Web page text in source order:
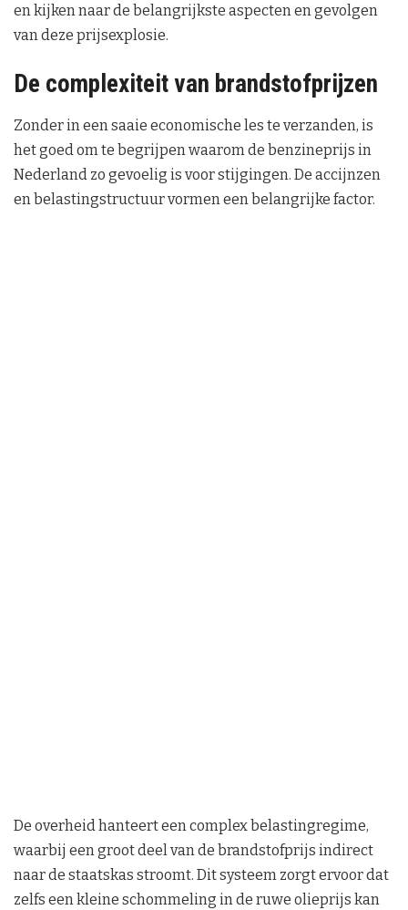
en kijken naar de belangrijkste aspecten en gevolgen
van deze prijsexplosie.
De complexiteit van brandstofprijzen
Zonder in een saaie economische les te verzanden, is
het goed om te begrijpen waarom de benzineprijs in
Nederland zo gevoelig is voor stijgingen. De accijnzen
en belastingstructuur vormen een belangrijke factor.
De overheid hanteert een complex belastingregime,
waarbij een groot deel van de brandstofprijs indirect
naar de staatskas stroomt. Dit systeem zorgt ervoor dat
zelfs een kleine schommeling in de ruwe olieprijs kan